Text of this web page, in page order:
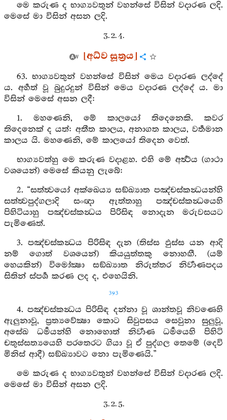
මෙ කරුණ ද භාග්‍යවතුන් වහන්සේ විසින් වදාරණ ලදි.
මෙසේ මා විසින් අසන ලදි.
3. 2. 4.
[අධ්ව සූත්‍රය]
63. භාග්‍යවතුන් වහන්සේ විසින් මෙය වදාරණ ලද්දේ
ය. අර්‍හත් වූ බුදුරදුන් විසින් මෙය වදාරණ ලද්දේ ය. මා
විසින් මෙසේ අසන ලදී:
1. මහණෙනි, මේ කාලයෝ තිදෙනෙකි. කවර
තිදෙනෙක් ද යත්: අතීත කාලය, අනාගත කාලය, වර්‍තමාන
කාලය යි. මහණෙනි, මේ කාලයෝ තිදෙන වෙත්.
භාග්‍යවත්හු මෙ කරුණ වදාළහ. එහි මේ අර්‍ත්‍ථය (ගාථා
වශයෙන්) මෙසේ කියනු ලැබේ:
2. “සත්ත්‍වයෝ අක්ඛෙය්‍ය සඞ්ඛ්‍යාත පඤ්චස්කන්‍ධයන්හි
සත්ත්‍වපුද්ගලාදි සංඥා ඇත්තාහු පඤ්චස්කන්‍ධයෙහි
පිහිටියාහු පඤ්චස්කන්‍ධය පිරිසිඳ නොදැන මරුවසයට
පැමිණෙත්.
3. පඤ්චස්කන්‍ධය පිරිසිඳ දැන (තිස්ස ඵුස්ස යන ආදි
නම් ගොත් වශයෙන්) කියයුත්තකු නොහඟී. (යම්
හෙයකින්) විමෝක්‍ෂා සඞ්ඛ්‍යාත නිරුත්තර නිර්‍වාණපදය
සිතින් ස්පර්‍ශ කරණ ලද ද, එහෙයිනි.
393
4. පඤ්චස්කන්‍ධය පිරිසිඳ දන්නා වූ ශාන්තවූ නිවණෙහි
ඇලුනාවූ, ප්‍රත්‍යවේක්‍ෂා කොට සිවුපසය සෙවුනා සුලුවූ,
අසේඛ ධර්‍මයන්හි නොහොත් නිර්‍වාණ ධර්‍මයෙහි පිහිටි
චතුස්සත්‍යයෙහි පරතෙරට ගියා වූ ඒ පුද්ගල තෙමේ (දෙවි
මිනිස් ආදී) සඞ්ඛ්‍යාවට නො පැමිණෙයි.”
මෙ කරුණ ද භාග්‍යවතුන් වහන්සේ විසින් වදාරණ ලදි.
මෙසේ මා විසින් අසන ලදි.
3. 2. 5.